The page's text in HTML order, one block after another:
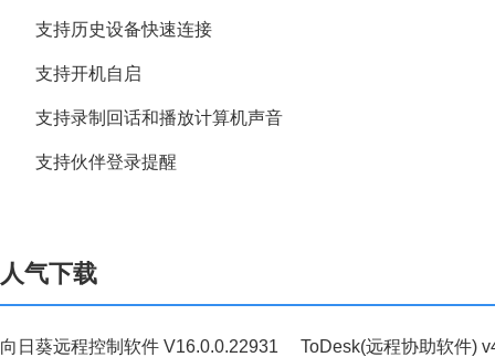
支持历史设备快速连接
支持开机自启
支持录制回话和播放计算机声音
支持伙伴登录提醒
人气下载
向日葵远程控制软件 V16.0.0.22931